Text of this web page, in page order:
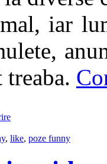
iar
, like, poze funny